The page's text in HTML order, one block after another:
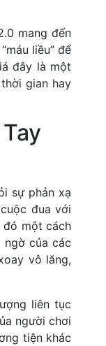
mang đến
liều” để
đây là một
gian hay
sự phản xạ
đua với
đó một cách
của các
vô lăng,
liên tục
người chơi
tiện khác